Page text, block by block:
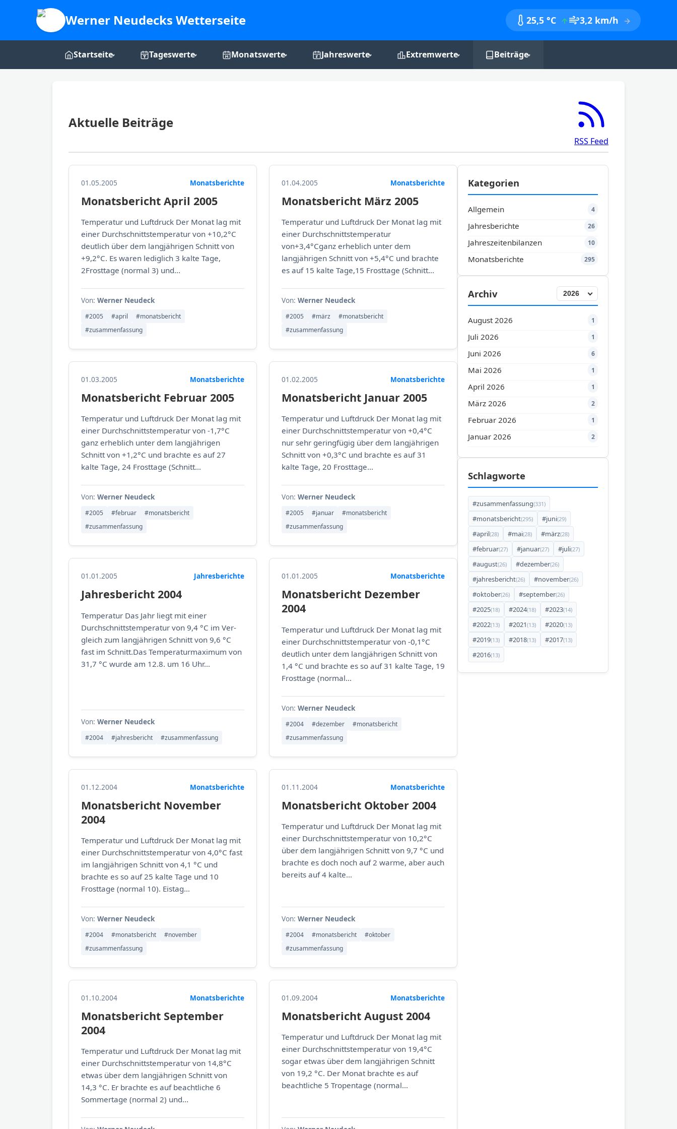
Werner Neudecks Wetterseite 25,5 °C 3,2 km/h
Startseite
Über mich
Tageswerte Monatswerte Jahreswerte Extremwerte Beiträge
Aktuelle Beiträge
RSS Feed
01.05.2005 Monatsberichte
Monatsbericht April 2005
Temperatur und Luftdruck Der Monat lag mit
einer Durchschnittstemperatur von +10,2°C
deutlich über dem langjährigen Schnitt von
+9,2°C. Es waren lediglich 3 kalte Tage,
2Frosttage (normal 3) und...
Von: Werner Neudeck
#2005 #april
#monatsbericht
#zusammenfassung
01.04.2005 Monatsberichte
Monatsbericht März 2005
Temperatur und Luftdruck Der Monat lag mit
einer Durchschnittstemperatur
von+3,4°Cganz erheblich unter dem
langjährigen Schnitt von +5,4°C und brachte
es auf 15 kalte Tage,15 Frosttage (Schnitt...
Von: Werner Neudeck
#2005 #märz
#monatsbericht
#zusammenfassung
01.03.2005 Monatsberichte
Monatsbericht Februar 2005
Temperatur und Luftdruck Der Monat lag mit
einer Durchschnittstemperatur von -1,7°C
ganz erheblich unter dem langjährigen
Schnitt von +1,2°C und brachte es auf 27
kalte Tage, 24 Frosttage (Schnitt...
Von: Werner Neudeck
#2005 #februar
#monatsbericht
#zusammenfassung
01.02.2005 Monatsberichte
Monatsbericht Januar 2005
Temperatur und Luftdruck Der Monat lag mit
einer Durchschnittstemperatur von +0,4°C
nur sehr geringfügig über dem langjährigen
Schnitt von +0,3°C und brachte es auf 31
kalte Tage, 20 Frosttage...
Von: Werner Neudeck
#2005 #januar
#monatsbericht
#zusammenfassung
01.01.2005 Jahresberichte
Jahresbericht 2004
Temperatur Das Jahr liegt mit einer
Durchschnittstemperatur von 9,4 °C im Ver­
gleich zum langjährigen Schnitt von 9,6 °C
fast im Schnitt.Das Temperaturmaximum von
31,7 °C wurde am 12.8. um 16 Uhr...
Von: Werner Neudeck
#2004 #jahresbericht #zusammenfassung
01.01.2005 Monatsberichte
Monatsbericht Dezember
2004
Temperatur und Luftdruck Der Monat lag mit
einer Durchschnittstemperatur von -0,1°C
deutlich unter dem langjährigen Schnitt von
1,4 °C und brachte es so auf 31 kalte Tage, 19
Frosttage (normal...
Von: Werner Neudeck
#2004 #dezember
#monatsbericht
#zusammenfassung
01.12.2004 Monatsberichte
Monatsbericht November
2004
Temperatur und Luftdruck Der Monat lag mit
einer Durchschnittstemperatur von 4,0°C fast
im langjährigen Schnitt von 4,1 °C und
brachte es so auf 25 kalte Tage und 10
Frosttage (normal 10). Eistag...
Von: Werner Neudeck
#2004 #monatsbericht
#november
#zusammenfassung
01.11.2004 Monatsberichte
Monatsbericht Oktober 2004
Temperatur und Luftdruck Der Monat lag mit
einer Durchschnittstemperatur von 10,2°C
über dem langjährigen Schnitt von 9,7 °C und
brachte es doch noch auf 2 warme, aber auch
bereits auf 4 kalte...
Von: Werner Neudeck
#2004 #monatsbericht
#oktober
#zusammenfassung
01.10.2004 Monatsberichte
Monatsbericht September
2004
Temperatur und Luftdruck Der Monat lag mit
einer Durchschnittstemperatur von 14,8°C
etwas über dem langjährigen Schnitt von
14,3 °C. Er brachte es auf beachtliche 6
Sommertage (normal 2) und...
01.09.2004 Monatsberichte
Monatsbericht August 2004
Temperatur und Luftdruck Der Monat lag mit
einer Durchschnittstemperatur von 19,4°C
sogar etwas über dem langjährigen Schnitt
von 19,2 °C. Der Monat brachte es auf
beachtliche 5 Tropentage (normal...
Kategorien
Allgemein 4
Jahresberichte 26
Jahreszeitenbilanzen 10
Monatsberichte 295
Archiv
August 2026 1
Juli 2026 1
Juni 2026 6
Mai 2026 1
April 2026 1
März 2026 2
Februar 2026 1
Januar 2026 2
Schlagworte
#zusammenfassung(331)
#monatsbericht(295) #juni(29)
#april(28) #mai(28) #märz(28)
#februar(27) #januar(27) #juli(27)
#august(26) #dezember(26)
#jahresbericht(26) #november(26)
#oktober(26) #september(26)
#2025(18) #2024(18) #2023(14)
#2022(13) #2021(13) #2020(13)
#2019(13) #2018(13) #2017(13)
#2016(13)